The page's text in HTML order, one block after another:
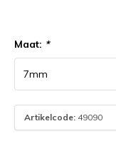
Maat: *
Artikelcode: 49090